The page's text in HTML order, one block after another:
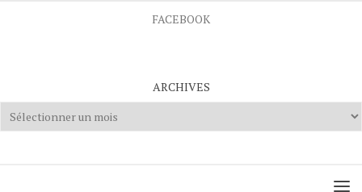
FACEBOOK
ARCHIVES
Archives